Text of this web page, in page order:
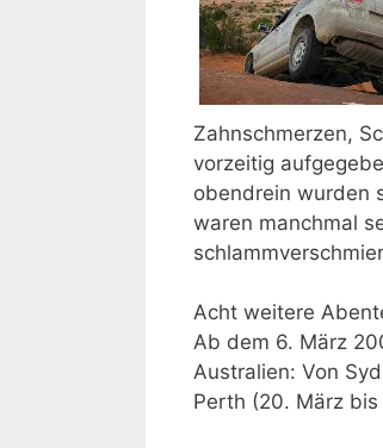
Zahnschmerzen,
vorzeitig
obendrein wurden
waren manchmal
Acht weitere
Ab dem 6. März
Australien: Von
Perth (20. März bis